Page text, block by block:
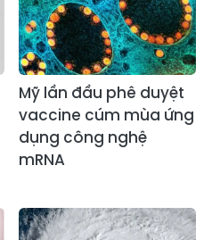
Mỹ lần đầu phê duyệt
vaccine cúm mùa ứng
dụng công nghệ
mRNA